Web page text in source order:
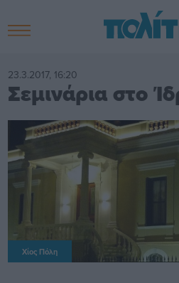
23.3.2017, 16:20
Σεμινάρια στο
Χίος Πόλη